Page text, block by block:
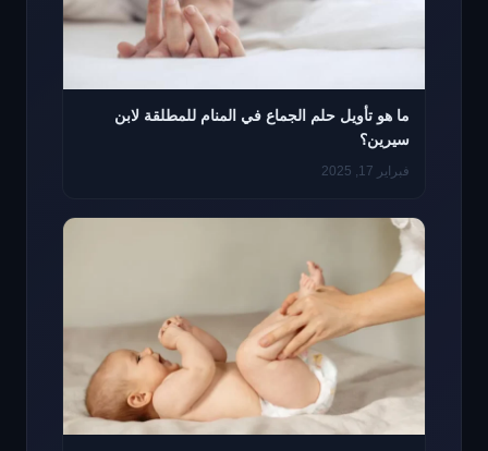
ما هو تأويل حلم الجماع في المنام للمطلقة لابن
سيرين؟
فبراير 17, 2025